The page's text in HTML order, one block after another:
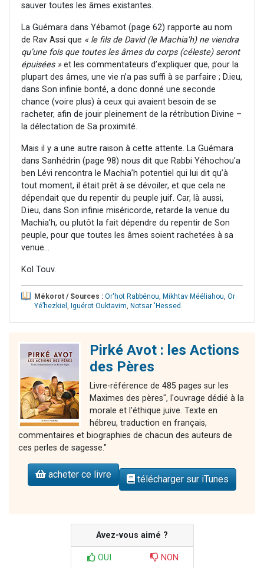
sauver toutes les âmes existantes.
La Guémara dans Yébamot (page 62) rapporte au nom
de Rav Assi que « le fils de David (le Machia’h) ne viendra
qu’une fois que toutes les âmes du corps (céleste) seront
épuisées » et les commentateurs d’expliquer que, pour la
plupart des âmes, une vie n’a pas suffi à se parfaire ; D.ieu,
dans Son infinie bonté, a donc donné une seconde
chance (voire plus) à ceux qui avaient besoin de se
racheter, afin de jouir pleinement de la rétribution Divine –
la délectation de Sa proximité.
Mais il y a une autre raison à cette attente. La Guémara
dans Sanhédrin (page 98) nous dit que Rabbi Yéhochou'a
ben Lévi rencontra le Machia’h potentiel qui lui dit qu’à
tout moment, il était prêt à se dévoiler, et que cela ne
dépendait que du repentir du peuple juif. Car, là aussi,
D.ieu, dans Son infinie miséricorde, retarde la venue du
Machia’h, ou plutôt la fait dépendre du repentir de Son
peuple, pour que toutes les âmes soient rachetées à sa
venue…
Kol Touv.
Mékorot / Sources : Or'hot Rabbénou, Mikhtav Mééliahou, Or
Yé’hezkiel , Iguérot Ouktavim, Notsar 'Hessed .
Pirké Avot : les Actions
des Pères
Livre-référence de 485 pages sur les
Maximes des pères", l'ouvrage dédié à la
morale et l'éthique juive. Texte en
hébreu, traduction en français,
commentaires et biographies de chacun des auteurs de
ces perles de sagesse."
acheter ce livre télécharger sur iTunes
Avez-vous aimé ?
OUI NON